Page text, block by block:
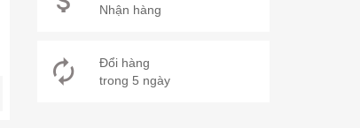
Nhận hàng
Đổi hàng
trong 5 ngày